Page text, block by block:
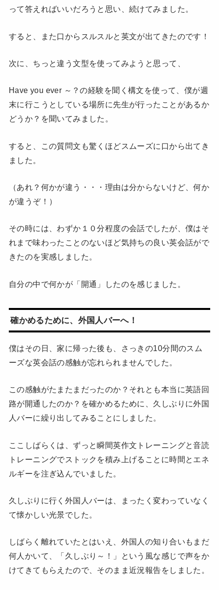
って答えればいいだろうと思い、続けてみました。
すると、また口からスルスルと英文が出てきたのです！
次に、ちっと違う文型を使ってみようと思って、
Have you ever ～？の経験を聞く構文を使って、僕が週
末に行こうとしている場所に先生が行ったことがあるか
どうか？を聞いてみました。
すると、この質問文も驚くほどスムーズに口から出てき
ました。
（あれ？何かが違う・・・理由は分からないけど、何か
が違うぞ！）
その時には、わずか１０分程度の会話でしたが、僕はそ
れまで味わったことのないほど気持ちの良い英会話がで
きたのを実感しました。
自分の中で何かが「開通」したのを感じました。
確かめるために、外国人バーへ！
僕はその日、家に帰った後も、さっきの10分間のスム
ーズな英会話の感触が忘れられませんでした。
この感触がたまたまだったのか？それとも本当に英語回
路が開通したのか？を確かめるために、久しぶりに外国
人バーに繰り出してみることにしました。
ここしばらくは、ずっと瞬間英作文トレーニングと音読
トレーニングでストックを積み上げることに時間とエネ
ルギーを注ぎ込んでいました。
久しぶりに行く外国人バーは、まったく変わっていなく
て懐かしい光景でした。
しばらく離れていたとはいえ、外国人の知り合いもまだ
何人かいて、「久しぶり～！」という風な感じで声をか
けてきてもらえたので、そのまま近況報告をしました。